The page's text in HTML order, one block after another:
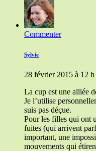
Commenter
Sylvie
28 février 2015 à 12
La cup est une alliée
Je l’utilise
suis pas déçue.
Pour les filles qui ont
fuites (qui arrivent
important, une
mouvements qui